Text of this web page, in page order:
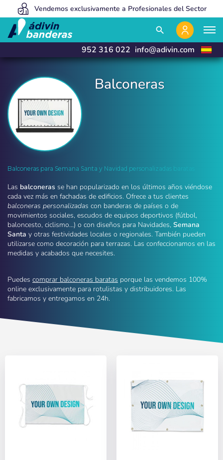
Fabricamos y entregamos en 24 horas
Vendemos exclusivamente a Profesionales del Sector
Somos tan baratos porque vendemos 100% online
search
close
952 316 022 info@adivin.com
close
Balconeras para Semana Santa y Navidad
Balconeras
Balconeras para Semana Santa y Navidad personalizadas baratas
Las balconeras se han popularizado en los últimos años viéndose
cada vez más en fachadas de edificios. Ofrece a tus clientes
balconeras personalizadas con banderas de países o de
movimientos sociales, escudos de equipos deportivos (fútbol,
baloncesto, ciclismo...) o con diseños para Navidades, Semana
Santa y otras festividades locales o regionales. También pueden
utilizarse como decoración para terrazas. Las confeccionamos en las
medidas y acabados que necesites.
Puedes comprar balconeras baratas porque las vendemos 100%
online exclusivamente para rotulistas y distribuidores. Las
fabricamos y entregamos en 24h.